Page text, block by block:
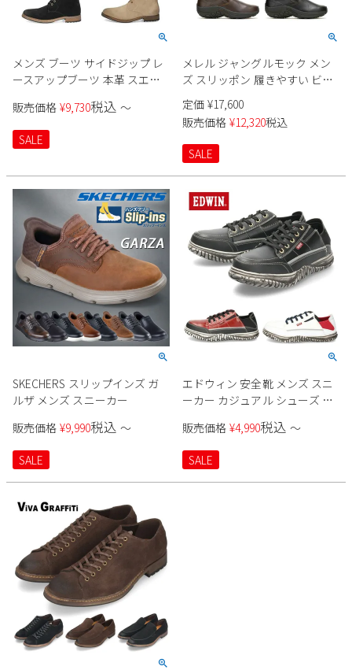
メンズ ブーツ サイドジップ レ
ースアップブーツ 本革 スエー
ベージュ 編み上げ 靴 黒 茶色
販売価格 ¥9,730税込 〜
SALE
メレル ジャングルモック メン
ズ スリッポン 履きやすい ビジ
ネス 防水 レディース JUNGLE
MOC EVO WATERPROOF
U5006787 U5006789 黒 ブラック
ダークブラウン 靴 MERRELL
定価 ¥17,600
販売価格 ¥12,320税込
SALE
SKECHERS スリップインズ ガ
ルザ メンズ スニーカー
販売価格 ¥9,990税込 〜
SALE
エドウィン 安全靴 メンズ スニ
ーカー カジュアル シューズ お
靴 EDWIN ESM-104 ブラック レ
ッド ホワイト ローカット
販売価格 ¥4,990税込 〜
SALE